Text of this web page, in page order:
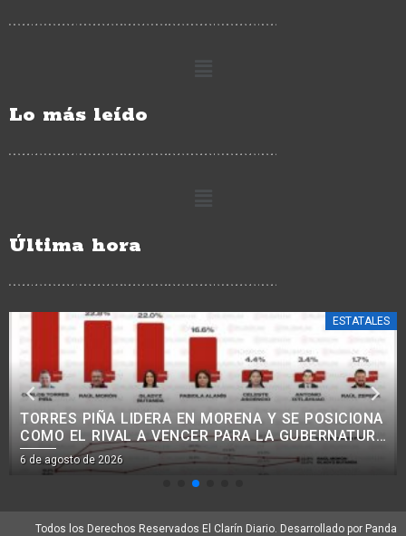
Lo más leído
Última hora
ESTATALES
TORRES PIÑA LIDERA EN MORENA Y SE POSICIONA
COMO EL RIVAL A VENCER PARA LA GUBERNATURA
EN 2027.<BR>
6 de agosto de 2026
Todos los Derechos Reservados El Clarín Diario. Desarrollado por Panda